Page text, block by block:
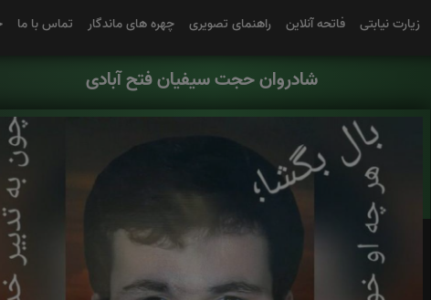
زیارت نیابتی فاتحه آنلاین راهنمای تصویری چهره های ماندگار تماس با ما
شادروان حجت سیفیان فتح آبادی